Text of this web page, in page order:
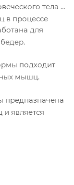
тела и
в процессе
для
подходит
мышц.
предназначена
является